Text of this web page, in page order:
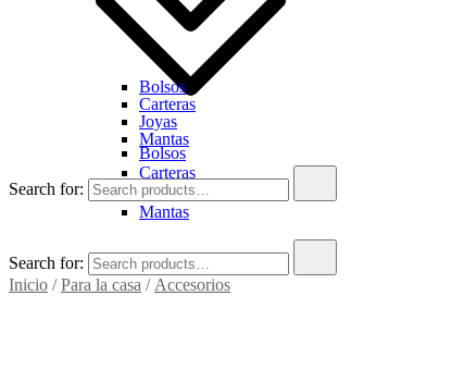
Bolsos
Carteras
Joyas
Mantas
Search for:
Bolsos
Carteras
Joyas
Mantas
Search for:
Inicio /Para la casa / Accesorios